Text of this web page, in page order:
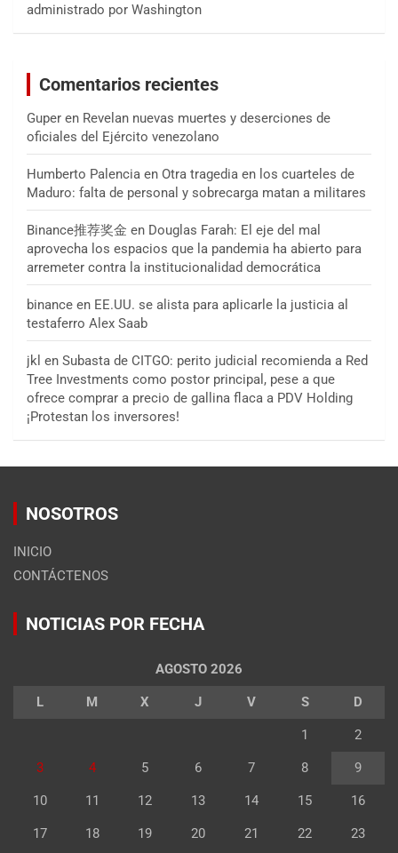
administrado por Washington
Comentarios recientes
Guper en Revelan nuevas muertes y deserciones de
oficiales del Ejército venezolano
Humberto Palencia en Otra tragedia en los cuarteles de
Maduro: falta de personal y sobrecarga matan a militares
Binance推荐奖金 en Douglas Farah: El eje del mal
aprovecha los espacios que la pandemia ha abierto para
arremeter contra la institucionalidad democrática
binance en EE.UU. se alista para aplicarle la justicia al
testaferro Alex Saab
jkl en Subasta de CITGO: perito judicial recomienda a Red
Tree Investments como postor principal, pese a que
ofrece comprar a precio de gallina flaca a PDV Holding
¡Protestan los inversores!
NOSOTROS
INICIO
CONTÁCTENOS
NOTICIAS POR FECHA
AGOSTO 2026
L M X J V S D
1 2
3 4 5 6 7 8 9
10 11 12 13 14 15 16
17 18 19 20 21 22 23